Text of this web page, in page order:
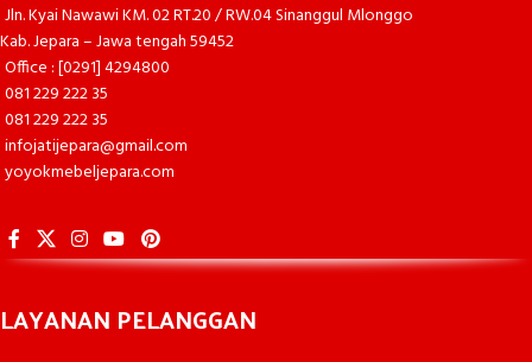
Jln. Kyai Nawawi KM. 02 RT.20 / RW.04 Sinanggul Mlonggo
Kab. Jepara – Jawa tengah 59452
Office : [0291] 4294800
081 229 222 35
081 229 222 35
infojatijepara@gmail.com
yoyokmebeljepara.com
LAYANAN PELANGGAN